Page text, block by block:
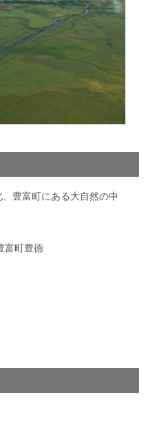
豊富町にある大自然の中
富町豊徳